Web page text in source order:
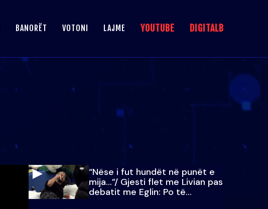
BANORËT VOTONI LAJME YOUTUBE DIGITALB
“Nëse i fut hundët në punët e
mija…”/ Gjesti flet me Livian pas
debatit me Eglin: Po të
paralajmëroj